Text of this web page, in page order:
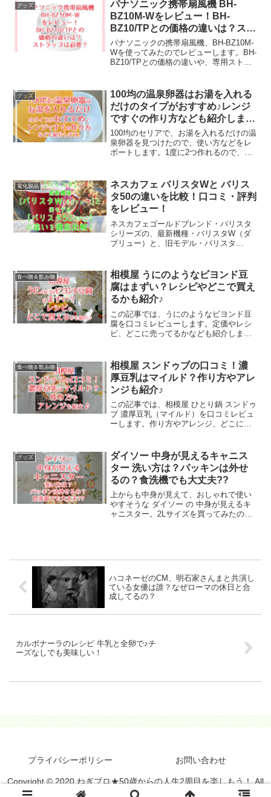
グッズ
パナソニック携帯扇風機 BH-
BZ10M-Wをレビュー！BH-
BZ10/TPとの価格の違いは？スト
ラップは必要？
パナソニックの携帯扇風機、BH-BZ10M-
Wを使ってみたのでレビューします。BH-
BZ10/TPとの価格の違いや、専用ストラ
たこともしっかりお伝えしますので、お
役にたてましたら幸いです。
グッズ
100均の温泉卵器はお湯を入れる
だけのタイプがおすすめ♪レンジ
ですぐの作り方なども紹介しま
す。
100均のセリアで、お湯を入れるだけの温
泉卵器を見つけたので、使い方などをレ
ポートします。1度に2つ作れるので、と
めて作るアイテムなども紹介します。卵
大好き星人の私が30年近い主婦生活の中
で見つけた情報から良かったものだけを
ピックアップしました。ご自分に合いそ
うなものがあれば、ぜひ試してみて下さ
いね♪
電化製品
ネスカフェ バリスタWと バリス
タ50の違いを比較！口コミ・評判
をレビュー！
ネスカフェゴールドブレンド・バリスタ
シリーズの、最新機種・バリスタW（ダ
ブリュー）と、旧モデル・バリスタ
の注目ポイントや、バリスタシリーズの
口コミや、評判もレビューいたします！
食べ物＆飲み物
相模屋 うにのようなビヨンド豆
腐はまずい？レシピやどこで買え
るかも紹介♪
この記事では、うにのようなビヨンド豆
腐を口コミレビューします。定価やレシ
ピ、どこに売ってるかなども紹介します
食べ物＆飲み物
相模屋 スンドゥブの口コミ！濃
厚豆乳はマイルド？作り方やアレ
ンジも紹介♪
この記事では、相模屋 ひとり鍋 スンドゥ
ブ 濃厚豆乳（マイルド）を口コミレビュ
ーします。作り方やアレンジ、どこに売
グッズ
ダイソー 中身が見えるキャニス
ター 洗い方は？パッキンは外せ
るの？食洗機でも大丈夫??
上からも中身が見えて、おしゃれで使い
やすそうな ダイソー の 中身が見えるキ
ャニスター。2Lサイズを買ってみたので
ハコネーゼのCM、明石家さんまと共演し
ている女優は誰？なぜローマの休日と合
成してるの？
カルボナーラのレシピ 牛乳と全卵で♪チ
ーズなしでも美味しい！
プライバシーポリシー お問い合わせ
Copyright © 2020 ねぎブロ★50歳からの人生2周目を楽しもう！ All